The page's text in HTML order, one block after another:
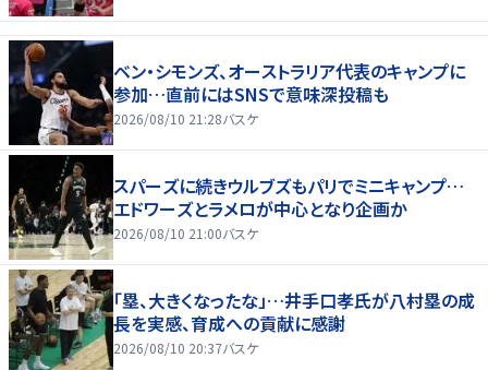
ベン・シモンズ、オーストラリア代表のキャンプに
参加…直前にはSNSで意味深投稿も
2026/08/10 21:28バスケ
スパーズに続きウルブズもパリでミニキャンプ…
エドワーズとラメロが中心となり企画か
2026/08/10 21:00バスケ
「塁、大きくなったな」…井手口孝氏が八村塁の成
長を実感、育成への貢献に感謝
2026/08/10 20:37バスケ